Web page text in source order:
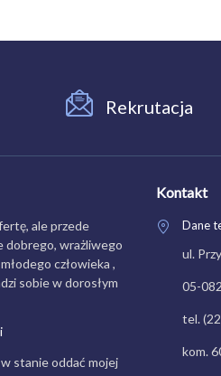
Rekrutacja
ale przede
dobrego, wrażliwego
człowieka ,
sobie w dorosłym
stanie oddać mojej
Kontakt
Dane
ul.
05-
tel.
kom.